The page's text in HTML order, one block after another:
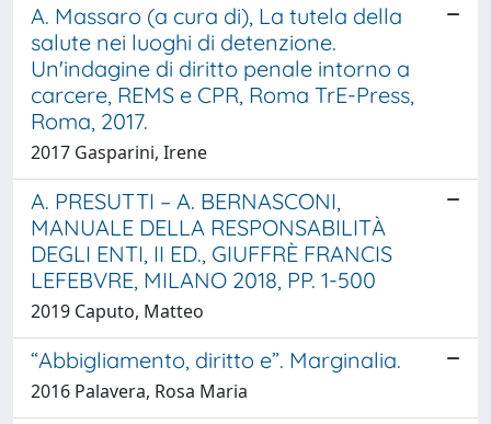
A. Massaro (a cura di), La tutela della
salute nei luoghi di detenzione.
Un'indagine di diritto penale intorno a
carcere, REMS e CPR, Roma TrE-Press,
Roma, 2017.
2017 Gasparini, Irene
A. PRESUTTI – A. BERNASCONI,
MANUALE DELLA RESPONSABILITÀ
DEGLI ENTI, II ED., GIUFFRÈ FRANCIS
LEFEBVRE, MILANO 2018, PP. 1-500
2019 Caputo, Matteo
“Abbigliamento, diritto e”. Marginalia.
2016 Palavera, Rosa Maria